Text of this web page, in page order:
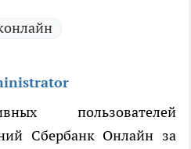
пользователей
Сбербанк Онлайн за